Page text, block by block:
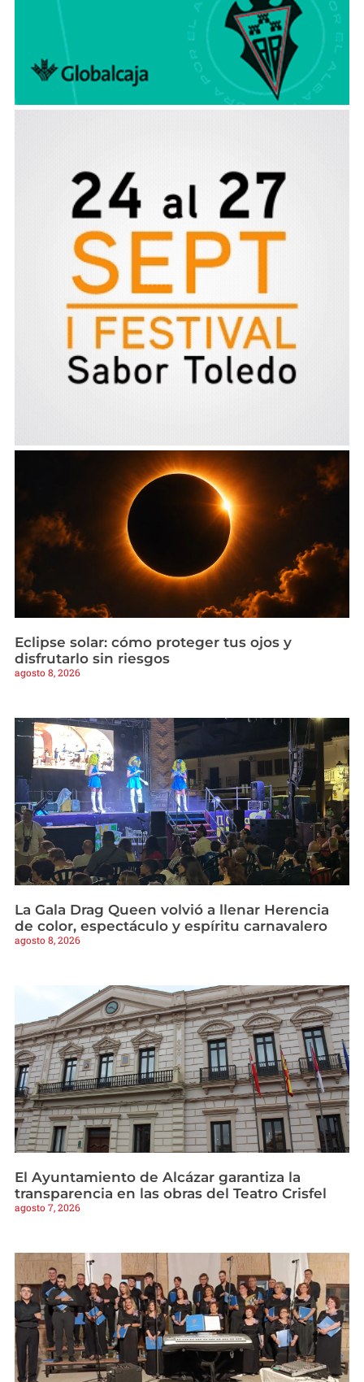
Eclipse solar: cómo proteger tus ojos y
disfrutarlo sin riesgos
agosto 8, 2026
La Gala Drag Queen volvió a llenar Herencia
de color, espectáculo y espíritu carnavalero
agosto 8, 2026
El Ayuntamiento de Alcázar garantiza la
transparencia en las obras del Teatro Crisfel
agosto 7, 2026